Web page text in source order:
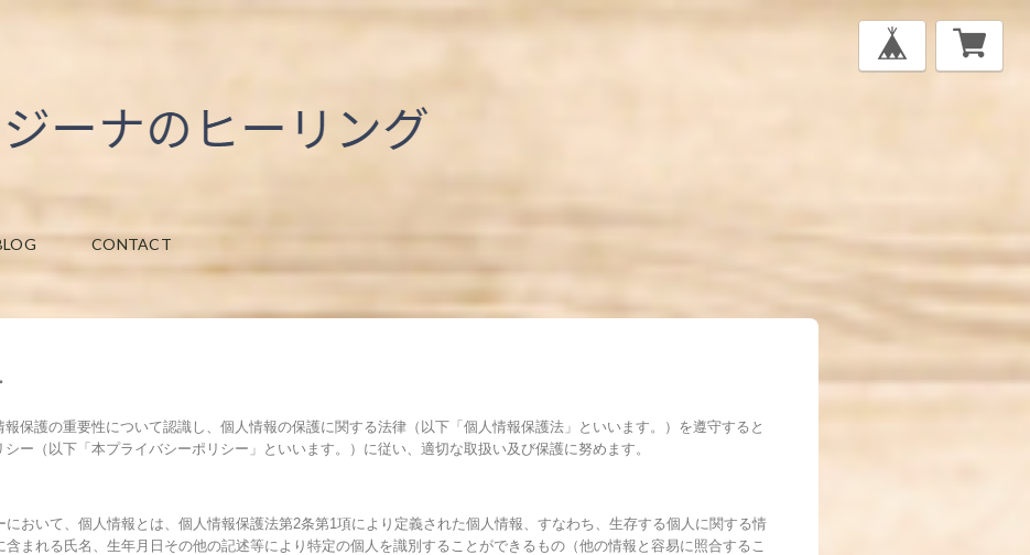
CONTACT
保護の重要性について認識し、個人情報の保護に関する法律（以下「個人情報保護法」といいます。）を遵守すると
ー（以下「本プライバシーポリシー」といいます。）に従い、適切な取扱い及び保護に努めます。
において、個人情報とは、個人情報保護法第2条第1項により定義された個人情報、すなわち、生存する個人に関する情
まれる氏名、生年月日その他の記述等により特定の個人を識別することができるもの（他の情報と容易に照合するこ